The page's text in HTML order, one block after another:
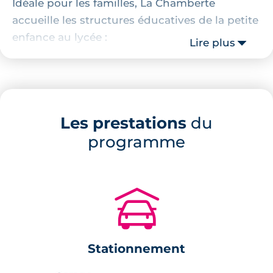
Idéale pour les familles, La Chamberte
accueille les structures éducatives de la petite
enfance au lycée :
École élémentaire Sun Yat Sen
Collèges Fontcarrade et Sainte Marie
Lycée professionnel Jules Ferry
La résidence se situe dans une rue
perpendiculaire de l'avenue de la Liberté. Elle
est tout près de la Place du Jardin de l'infante
Lire plus
Les prestations du
programme
🚗
Stationnement